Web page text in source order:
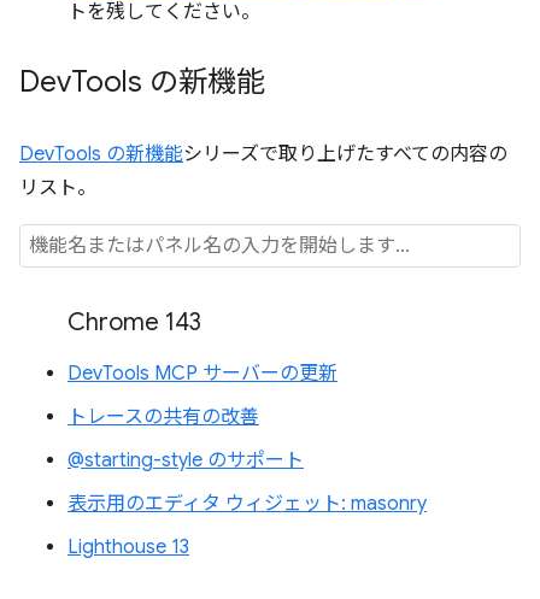
トを残してください。
DevTools の新機能
DevTools の新機能シリーズで取り上げたすべての内容の
リスト。
Chrome 143
DevTools MCP サーバーの更新
トレースの共有の改善
@starting-style のサポート
表示用のエディタ ウィジェット: masonry
Lighthouse 13